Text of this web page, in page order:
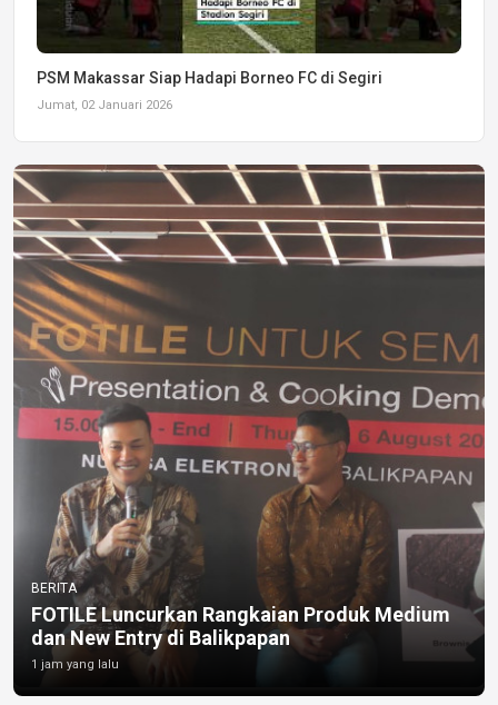
PSM Makassar Siap Hadapi Borneo FC di Segiri
Jumat, 02 Januari 2026
BERITA
FOTILE Luncurkan Rangkaian Produk Medium
dan New Entry di Balikpapan
1 jam yang lalu